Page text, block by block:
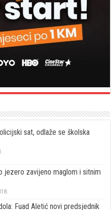
sat, odlaže se školska
jezero zavijeno maglom i sitnim
Fuad Aletić novi predsjednik